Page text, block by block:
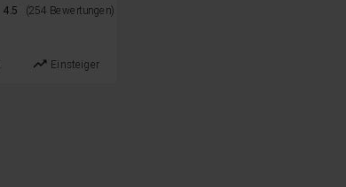
4.5 (254 Bewertungen)
trending_up Einsteiger